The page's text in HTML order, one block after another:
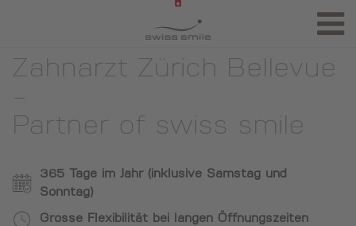
Zahnarzt Zürich Bellevue
-
Partner of swiss smile
365 Tage im Jahr (inklusive Samstag und
Sonntag)
Grosse Flexibilität bei langen Öffnungszeiten